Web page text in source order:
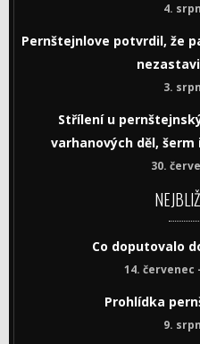
4.
Pernštejnlove potvrdil, že
3.
Střílení u
varhanových děl,
30.
Co doputovalo
14. červenec
Prohlídka
9.